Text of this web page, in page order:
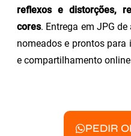
reflexos e distorções,
cores. Entrega em JPG
nomeados e prontos
e compartilhamento
PEDIR